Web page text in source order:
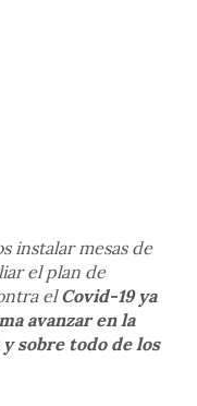
instalar mesas de
el plan de
elCovid-19 ya
avanzar en la
sobre todo de los